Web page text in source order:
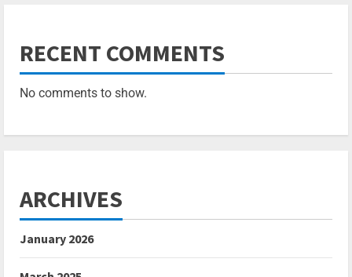
RECENT COMMENTS
No comments to show.
ARCHIVES
January 2026